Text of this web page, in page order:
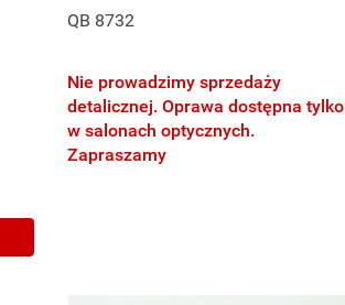
QB 8732
Nie prowadzimy sprzedaży
detalicznej. Oprawa dostępna tylko
w salonach optycznych.
Zapraszamy